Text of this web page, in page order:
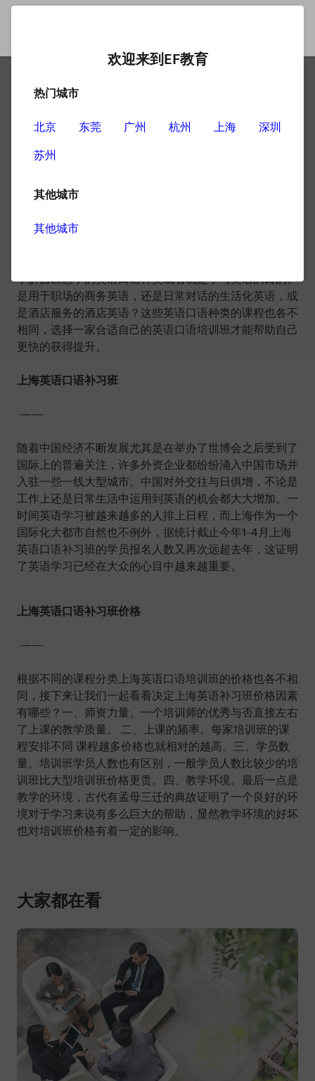
上海英语口语补习班
上海英语口语补习班选择哪家好
——
那么上海英语口语补习班选择哪家好呢？其实选择上海英
了解自己想学的英语口语种类或者说是学习英语的目的。
是用于职场的商务英语，还是日常对话的生活化英语，或
是酒店服务的酒店英语？这些英语口语种类的课程也各不
相同，选择一家合适自己的英语口语培训班才能帮助自己
更快的获得提升。
上海英语口语补习班
——
随着中国经济不断发展尤其是在举办了世博会之后受到了
国际上的普遍关注，许多外资企业都纷纷涌入中国市场并
入驻一些一线大型城市。中国对外交往与日俱增，不论是
工作上还是日常生活中运用到英语的机会都大大增加。一
时间英语学习被越来越多的人排上日程，而上海作为一个
国际化大都市自然也不例外，据统计截止今年1-4月上海
英语口语补习班的学员报名人数又再次远超去年，这证明
了英语学习已经在大众的心目中越来越重要。
上海英语口语补习班价格
——
根据不同的课程分类上海英语口语培训班的价格也各不相
同，接下来让我们一起看看决定上海英语补习班价格因素
有哪些？一、师资力量。一个培训师的优秀与否直接左右
了上课的教学质量。 二、上课的频率。每家培训班的课
程安排不同 课程越多价格也就相对的越高。三、学员数
量。培训班学员人数也有区别，一般学员人数比较少的培
训班比大型培训班价格更贵。四、教学环境。最后一点是
教学的环境，古代有孟母三迁的典故证明了一个良好的环
境对于学习来说有多么巨大的帮助，显然教学环境的好坏
也对培训班价格有着一定的影响。
大家都在看
欢迎来到EF教育
热门城市
北京 东莞 广州 杭州 上海
深圳
苏州
其他城市
其他城市